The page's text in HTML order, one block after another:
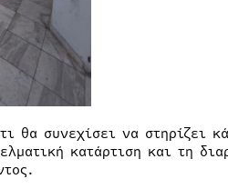
θα συνεχίσει να στηρίζει
κατάρτιση και τη